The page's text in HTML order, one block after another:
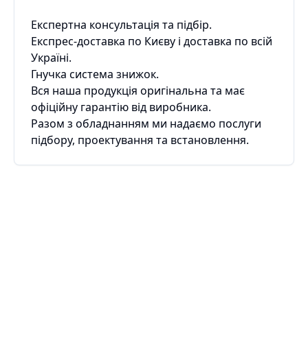
Експертна консультація та підбір.
Експрес-доставка по Києву і доставка по всій
Україні.
Гнучка система знижок.
Вся наша продукція оригінальна та має
офіційну гарантію від виробника.
Разом з обладнанням ми надаємо послуги
підбору, проектування та встановлення.